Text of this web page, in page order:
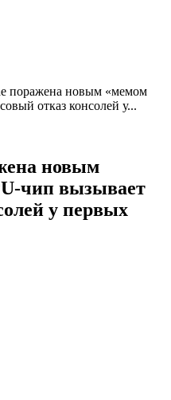
поражена новым «мемом
отказ консолей у...
новым
чип вызывает
у первых